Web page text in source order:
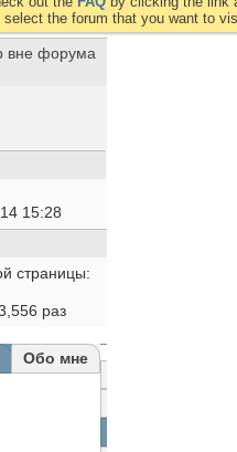
the forum that you want to
15:28
страницы:
раз
Обо мне